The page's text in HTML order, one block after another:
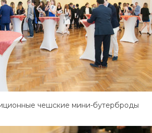
чешские мини-бутерброды